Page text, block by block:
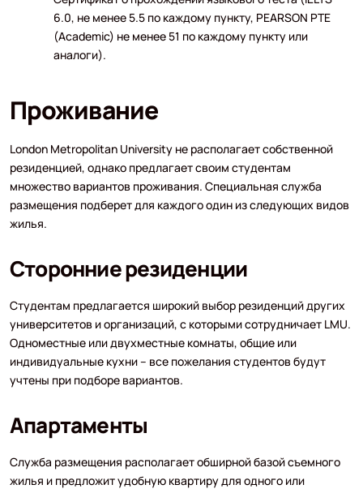
6.0, не менее 5.5 по каждому пункту, PEARSON PTE
(Academic) не менее 51 по каждому пункту или
аналоги).
Проживание
London Metropolitan University не располагает собственной
резиденцией, однако предлагает своим студентам
множество вариантов проживания. Специальная служба
размещения подберет для каждого один из следующих видов
жилья.
Сторонние резиденции
Студентам предлагается широкий выбор резиденций других
университетов и организаций, с которыми сотрудничает LMU.
Одноместные или двухместные комнаты, общие или
индивидуальные кухни – все пожелания студентов будут
учтены при подборе вариантов.
Апартаменты
Служба размещения располагает обширной базой съемного
жилья и предложит удобную квартиру для одного или